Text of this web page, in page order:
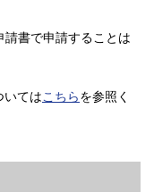
書で申請することは
てはこちらを参照く